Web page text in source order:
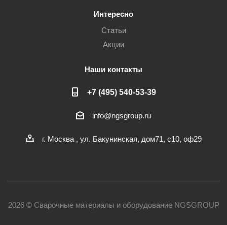
Интересно
Статьи
Акции
Наши контакты
+7 (495) 540-53-39
info@ngsgroup.ru
г. Москва , ул. Бакунинская, дом71, с10, оф29
2026 © Сварочные материалы и оборудование NGSGROUP